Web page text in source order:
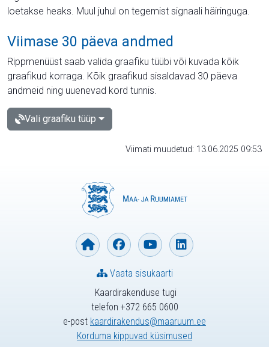
loetakse heaks. Muul juhul on tegemist signaali häiringuga.
Viimase 30 päeva andmed
Rippmenüüst saab valida graafiku tüübi või kuvada kõik
graafikud korraga. Kõik graafikud sisaldavad 30 päeva
andmeid ning uuenevad kord tunnis.
Vali graafiku tüüp
Viimati muudetud: 13.06.2025 09:53
Kaardirakenduse tugi
telefon +372 665 0600
e-post kaardirakendus@maaruum.ee
Korduma kippuvad küsimused
Vaata sisukaarti